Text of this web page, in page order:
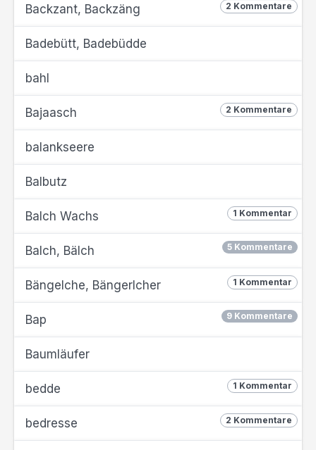
2 Kommentare
Backzant, Backzäng
Badebütt, Badebüdde
bahl
2 Kommentare
Bajaasch
balankseere
Balbutz
1 Kommentar
Balch Wachs
5 Kommentare
Balch, Bälch
1 Kommentar
Bängelche, Bängerlcher
9 Kommentare
Bap
Baumläufer
1 Kommentar
bedde
2 Kommentare
bedresse